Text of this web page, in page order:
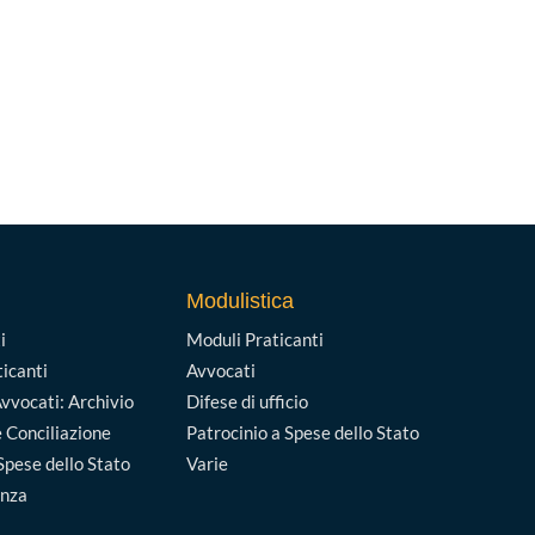
Archivio
Conciliazione
dello Stato
Modulistica
Moduli Praticanti
Avvocati
Difese di ufficio
Patrocinio a Spese dello Stato
Varie